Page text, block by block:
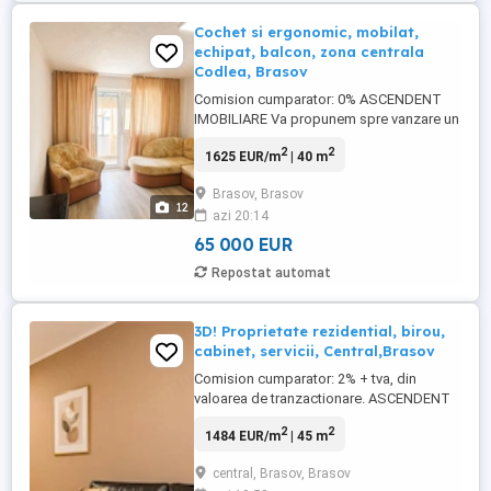
12
Cochet si ergonomic, mobilat,
echipat, balcon, zona centrala
Codlea, Brasov
Comision cumparator: 0% ASCENDENT
IMOBILIARE Va propunem spre vanzare un
in zona centrala, pe strada 9 Mai, o locatie
piata, banca, scoala, gradinita, parc,
restaurante si mijloace de transport in
comun. Va invitam ...
1625 EUR/m2| 40 m2
Brasov, Brasov
azi 20:14
65 000 EUR
Repostat automat
3D! Proprietate rezidential, birou,
cabinet, servicii, Central,Brasov
Comision cumparator: 2% + tva, din
valoarea de tranzactionare. ASCENDENT
spre vanzare un spatiu cu alta destinatie,
o zona linistita si sigura, respectiv pe
1484 EUR/m2| 45 m2
central, Brasov, Brasov